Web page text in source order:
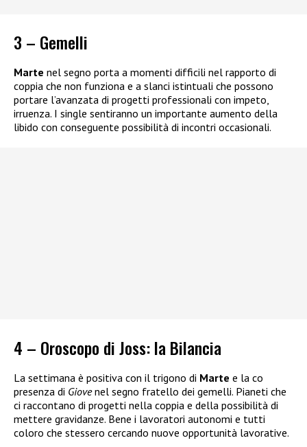
3 – Gemelli
Marte nel segno porta a momenti difficili nel rapporto di
coppia che non funziona e a slanci istintuali che possono
portare l’avanzata di progetti professionali con impeto,
irruenza. I single sentiranno un importante aumento della
libido con conseguente possibilità di incontri occasionali.
4 – Oroscopo di Joss: la Bilancia
La settimana è positiva con il trigono di Marte e la co
presenza di Giovenel segno fratello dei gemelli. Pianeti che
ci raccontano di progetti nella coppia e della possibilità di
mettere gravidanze. Bene i lavoratori autonomi e tutti
coloro che stessero cercando nuove opportunità lavorative.